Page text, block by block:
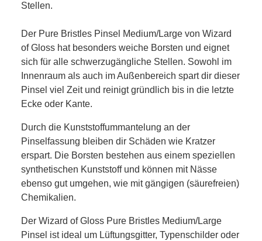
Stellen.
Der Pure Bristles Pinsel Medium/Large von Wizard
of Gloss hat besonders weiche Borsten und eignet
sich für alle schwerzugängliche Stellen. Sowohl im
Innenraum als auch im Außenbereich spart dir dieser
Pinsel viel Zeit und reinigt gründlich bis in die letzte
Ecke oder Kante.
Durch die Kunststoffummantelung an der
Pinselfassung bleiben dir Schäden wie Kratzer
erspart. Die Borsten bestehen aus einem speziellen
synthetischen Kunststoff und können mit Nässe
ebenso gut umgehen, wie mit gängigen (säurefreien)
Chemikalien.
Der Wizard of Gloss Pure Bristles Medium/Large
Pinsel ist ideal um Lüftungsgitter, Typenschilder oder